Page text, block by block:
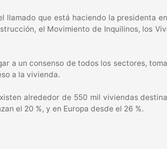
llamado que está haciendo la presidenta
el Movimiento de Inquilinos, los
a un consenso de todos los sectores,
a la vivienda.
alrededor de 550 mil viviendas
el 20 %, y en Europa desde el 26 %.